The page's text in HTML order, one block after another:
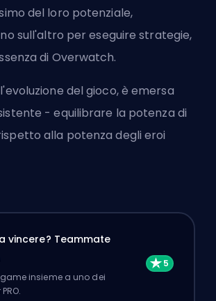
del loro potenziale,
sull'altro per eseguire strategie,
di Overwatch.
del gioco, è emersa
- equilibrare la potenza di
alla potenza degli eroi
vincere? Teammate
insieme a uno dei